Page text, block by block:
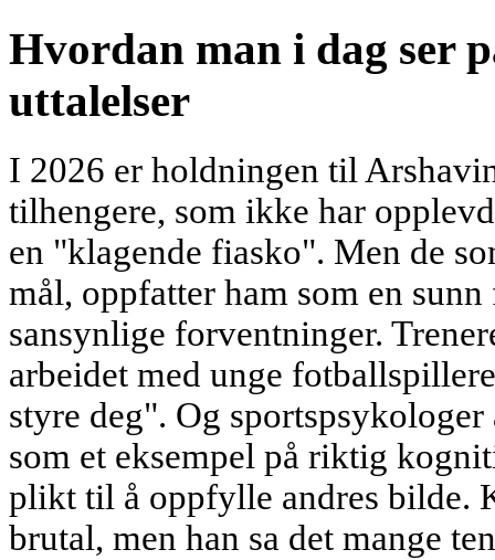
Hvordan man i dag ser
uttalelser
I 2026 er holdningen til
tilhengere, som ikke har
en "klagende fiasko". Men de
mål, oppfatter ham som en
sansynlige forventninger.
arbeidet med unge
styre deg". Og
som et eksempel på riktig
plikt til å oppfylle andres bilde.
brutal, men han sa det mange